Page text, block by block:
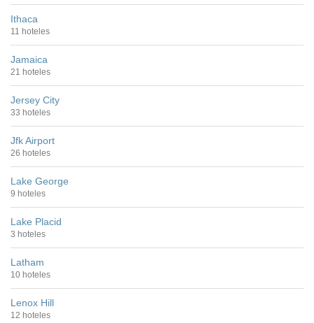
Ithaca
11 hoteles
Jamaica
21 hoteles
Jersey City
33 hoteles
Jfk Airport
26 hoteles
Lake George
9 hoteles
Lake Placid
3 hoteles
Latham
10 hoteles
Lenox Hill
12 hoteles